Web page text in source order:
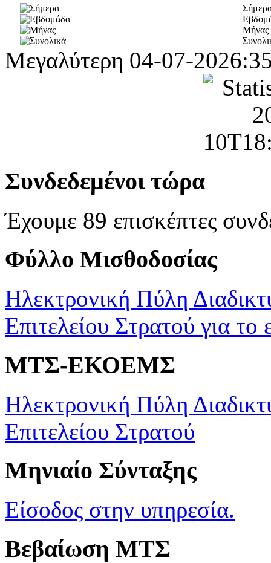
Μήνας
Μεγαλύτερη 04-07-
Συνδεδεμένοι τώρα
Έχουμε 89 επισκέπτες
Φύλλο Μισθοδοσίας
Ηλεκτρονική Πύλη
Επιτελείου Στρατού για το
ΜΤΣ-ΕΚΟΕΜΣ
Ηλεκτρονική Πύλη
Επιτελείου Στρατού
Μηνιαίο Σύνταξης
Είσοδος στην υπηρεσία.
Βεβαίωση ΜΤΣ